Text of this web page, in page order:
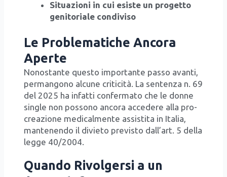
Situa­zio­ni in cui esi­ste un pro­get­to
geni­to­ria­le con­di­vi­so
Le Problematiche Ancora
Aperte
Nono­stan­te que­sto impor­tan­te pas­so avan­ti,
per­man­go­no alcu­ne cri­ti­ci­tà. La sen­ten­za n. 69
del 2025 ha infat­ti con­fer­ma­to che le don­ne
sin­gle non pos­so­no anco­ra acce­de­re alla pro­
crea­zio­ne medi­cal­men­te assi­sti­ta in Ita­lia,
man­te­nen­do il divie­to pre­vi­sto dal­l’art. 5 del­la
leg­ge 40/​2004.
Quando Rivolgersi a un